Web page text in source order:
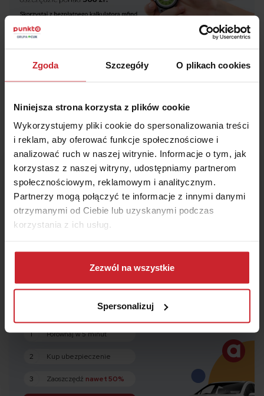
Zgoda Szczegóły O plikach cookies
Niniejsza strona korzysta z plików cookie
Wykorzystujemy pliki cookie do spersonalizowania treści
i reklam, aby oferować funkcje społecznościowe i
analizować ruch w naszej witrynie. Informacje o tym, jak
korzystasz z naszej witryny, udostępniamy partnerom
społecznościowym, reklamowym i analitycznym.
Partnerzy mogą połączyć te informacje z innymi danymi
otrzymanymi od Ciebie lub uzyskanymi podczas
korzystania z ich usług.
Dowiedz się więcej na temat tego, kim jesteśmy, jak
można się z nami skontaktować i w jaki sposób
przetwarzamy dane osobowe w ramachPolityki
Zezwól na wszystkie
Spersonalizuj
Masz pytania o ubezpieczenie?
Nasi eksperci chętnie
Ci pomogą!
+48 22 490 9000
OC i AC
1 Porównaj w 5 minut
2 Kup ubezpieczenie
3 Zaoszczędź nawet 50%